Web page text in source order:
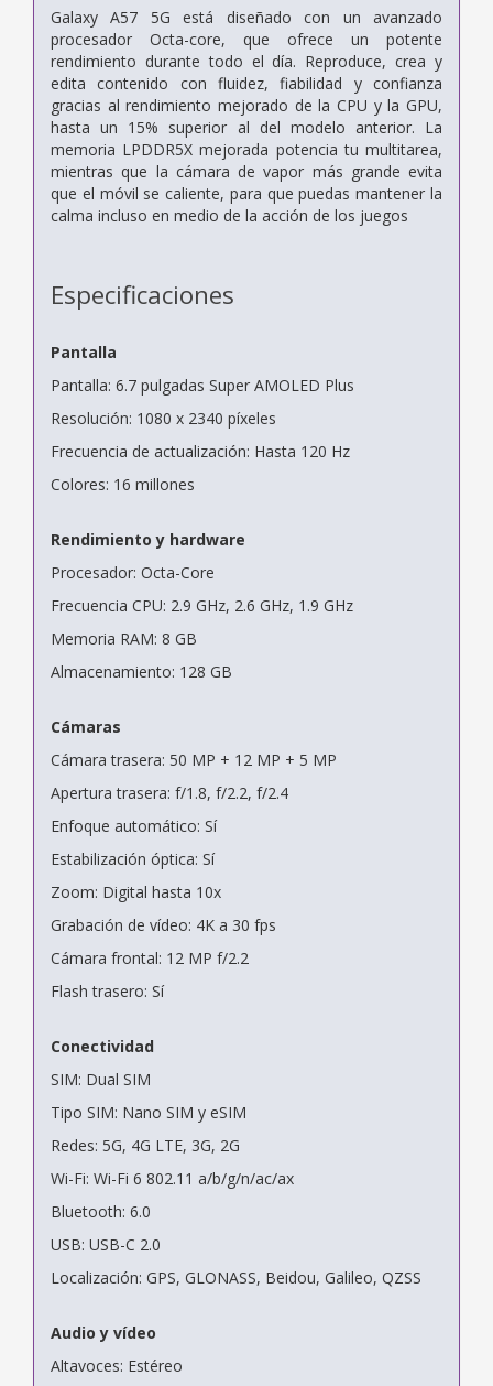
Galaxy A57 5G está diseñado con un avanzado
procesador Octa-core, que ofrece un potente
rendimiento durante todo el día. Reproduce, crea y
edita contenido con fluidez, fiabilidad y confianza
gracias al rendimiento mejorado de la CPU y la GPU,
hasta un 15% superior al del modelo anterior. La
memoria LPDDR5X mejorada potencia tu multitarea,
mientras que la cámara de vapor más grande evita
que el móvil se caliente, para que puedas mantener la
calma incluso en medio de la acción de los juegos
Especificaciones
Pantalla
Pantalla: 6.7 pulgadas Super AMOLED Plus
Resolución: 1080 x 2340 píxeles
Frecuencia de actualización: Hasta 120 Hz
Colores: 16 millones
Rendimiento y hardware
Procesador: Octa-Core
Frecuencia CPU: 2.9 GHz, 2.6 GHz, 1.9 GHz
Memoria RAM: 8 GB
Almacenamiento: 128 GB
Cámaras
Cámara trasera: 50 MP + 12 MP + 5 MP
Apertura trasera: f/1.8, f/2.2, f/2.4
Enfoque automático: Sí
Estabilización óptica: Sí
Zoom: Digital hasta 10x
Grabación de vídeo: 4K a 30 fps
Cámara frontal: 12 MP f/2.2
Flash trasero: Sí
Conectividad
SIM: Dual SIM
Tipo SIM: Nano SIM y eSIM
Redes: 5G, 4G LTE, 3G, 2G
Wi-Fi: Wi-Fi 6 802.11 a/b/g/n/ac/ax
Bluetooth: 6.0
USB: USB-C 2.0
Localización: GPS, GLONASS, Beidou, Galileo, QZSS
Audio y vídeo
Altavoces: Estéreo